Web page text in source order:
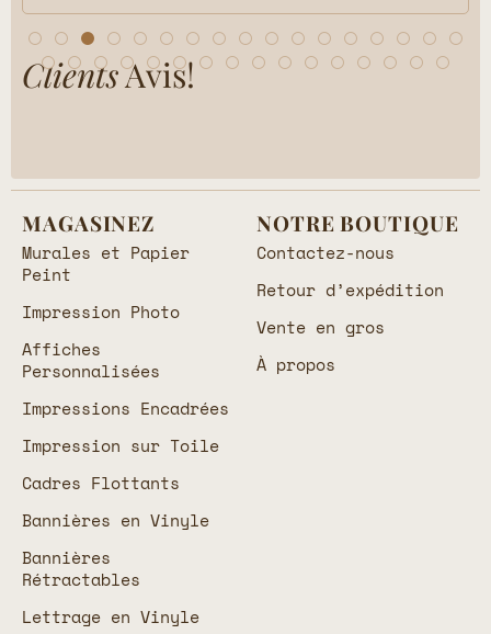
ClientsAvis!
MAGASINEZ
Murales et Papier
Peint
Impression Photo
Affiches
Personnalisées
Impressions Encadrées
Impression sur Toile
Cadres Flottants
Bannières en Vinyle
Bannières
Rétractables
Lettrage en Vinyle
NOTRE BOUTIQUE
Contactez-nous
Retour d’expédition
Vente en gros
À propos